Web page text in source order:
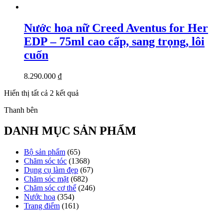
Nước hoa nữ Creed Aventus for Her
EDP – 75ml cao cấp, sang trọng, lôi
cuốn
8.290.000 ₫
Hiển thị tất cả 2 kết quả
mới
nhất
Thanh bên
DANH MỤC SẢN PHẨM
Bộ sản phẩm (65)
Chăm sóc tóc (1368)
Dụng cụ làm đẹp (67)
Chăm sóc mặt (682)
Chăm sóc cơ thể (246)
Nước hoa (354)
Trang điểm (161)